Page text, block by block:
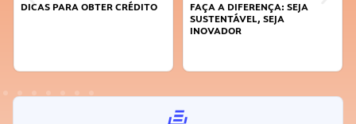
DICAS PARA OBTER CRÉDITO
FAÇA A DIFERENÇA: SEJA
SUSTENTÁVEL, SEJA
INOVADOR